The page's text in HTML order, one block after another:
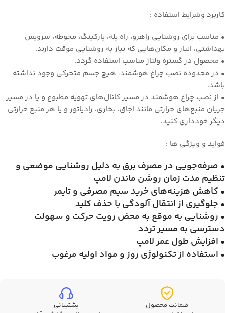
کاربرد وشرایط استفاده :
• مناسب برای روشنایی راهرو، راه پله، پارکینگ، محوطه، سرویس
بهداشتی، انبار و مکان‌هایی که نیاز به روشنایی موقت دارند.
• محصول در گستره ولتاژ مناسب استفاده گردد.
• در محدوده نصب چراغ هوشمند، هیچ جسم متحرکی وجود نداشته
باشد.
• از نصب چراغ هوشمند در مسیر کانال‌های تهویه مطبوع و یا در مسیر
جریان منبع‌های حرارتی مانند اجاق، بخاری، رادیاتور و یا هر منبع حرارتی
دیگر خودداری کنید.
فواید و ویژگی ها :
• صرفه‌جویی در مصرف برق به دلیل روشنایی موضعی و
تنظیم مدت زمان روشن ماندن لامپ
• کاهش هزینه‌های خرید سیم مصرفی و تایمر
• جلوگیری از انتقال آلودگی با حذف کلید
• روشنایی به موقع به محض رویت حرکت و سهولت
دسترسی به مسیر تردد
• افزایش طول عمر لامپ
• استفاده از تکنولوژی روز و مواد اولیه مرغوب
ضمانت محصول پشتیبانی